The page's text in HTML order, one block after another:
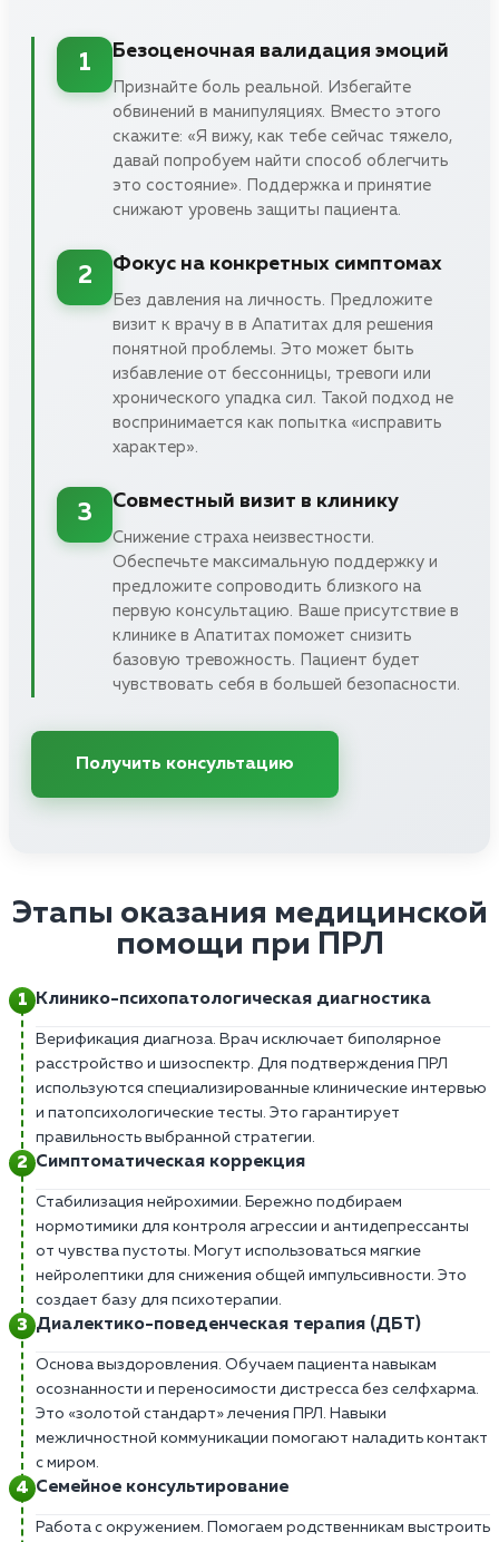
1
Безоценочная валидация эмоций
Признайте боль реальной. Избегайте
обвинений в манипуляциях. Вместо этого
скажите: «Я вижу, как тебе сейчас тяжело,
давай попробуем найти способ облегчить
это состояние». Поддержка и принятие
снижают уровень защиты пациента.
2
Фокус на конкретных симптомах
Без давления на личность. Предложите
визит к врачу в в Апатитах для решения
понятной проблемы. Это может быть
избавление от бессонницы, тревоги или
хронического упадка сил. Такой подход не
воспринимается как попытка «исправить
характер».
3
Совместный визит в клинику
Снижение страха неизвестности.
Обеспечьте максимальную поддержку и
предложите сопроводить близкого на
первую консультацию. Ваше присутствие в
клинике в Апатитах поможет снизить
базовую тревожность. Пациент будет
чувствовать себя в большей безопасности.
Получить консультацию
Этапы оказания медицинской
помощи при ПРЛ
Клинико-психопатологическая диагностика
Верификация диагноза. Врач исключает биполярное
расстройство и шизоспектр. Для подтверждения ПРЛ
используются специализированные клинические интервью
и патопсихологические тесты. Это гарантирует
правильность выбранной стратегии.
Симптоматическая коррекция
Стабилизация нейрохимии. Бережно подбираем
нормотимики для контроля агрессии и антидепрессанты
от чувства пустоты. Могут использоваться мягкие
нейролептики для снижения общей импульсивности. Это
создает базу для психотерапии.
Диалектико-поведенческая терапия (ДБТ)
Основа выздоровления. Обучаем пациента навыкам
осознанности и переносимости дистресса без селфхарма.
Это «золотой стандарт» лечения ПРЛ. Навыки
межличностной коммуникации помогают наладить контакт
с миром.
Семейное консультирование
Работа с окружением. Помогаем родственникам выстроить